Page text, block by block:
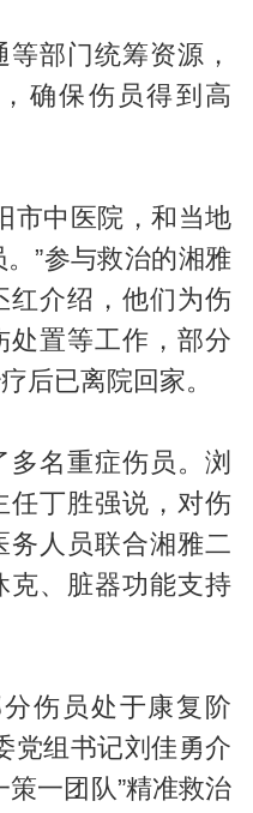
部门统筹资源，
确保伤员得到高
市中医院，和当地
”参与救治的湘雅
红介绍，他们为伤
处置等工作，部分
后已离院回家。
名重症伤员。浏
任丁胜强说，对伤
务人员联合湘雅二
克、脏器功能支持
伤员处于康复阶
党组书记刘佳勇介
策一团队”精准救治